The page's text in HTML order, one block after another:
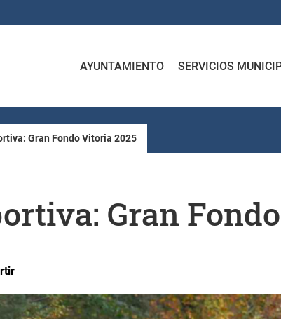
AYUNTAMIENTO SERVICIOS
Gran Fondo Vitoria 2025
Gran